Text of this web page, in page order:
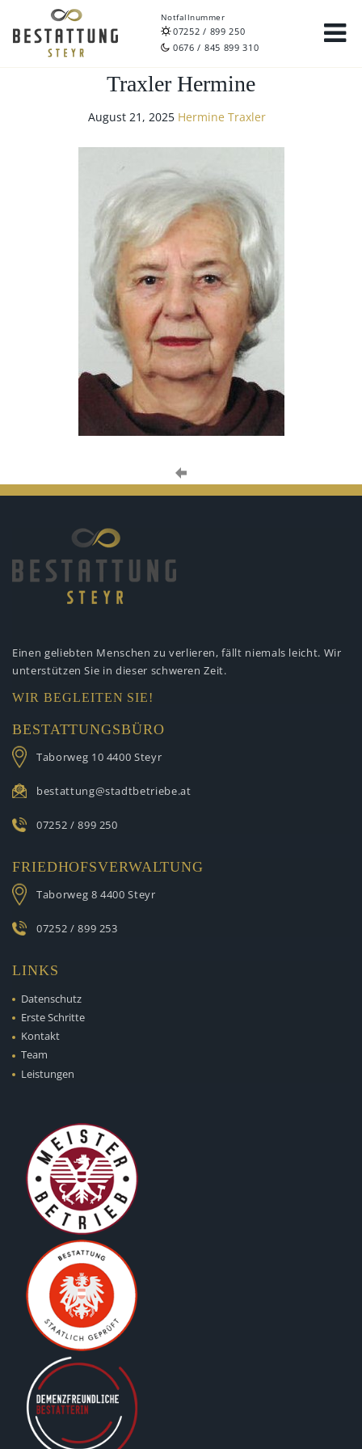
Notfallnummer
07252 / 899 250
0676 / 845 899 310
Traxler Hermine
August 21, 2025 Hermine Traxler
Einen geliebten Menschen zu verlieren, fällt niemals leicht. Wir
unterstützen Sie in dieser schweren Zeit.
WIR BEGLEITEN SIE!
BESTATTUNGSBÜRO
Taborweg 10 4400 Steyr
bestattung@stadtbetriebe.at
07252 / 899 250
FRIEDHOFSVERWALTUNG
Taborweg 8 4400 Steyr
07252 / 899 253
LINKS
Datenschutz
Erste Schritte
Kontakt
Team
Leistungen